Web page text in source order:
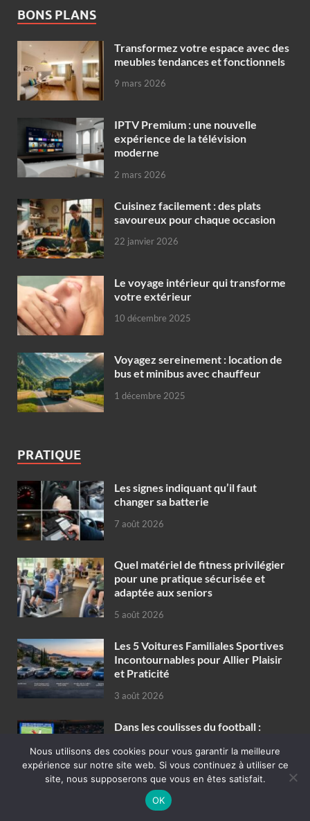
BONS PLANS
Transformez votre espace avec des
meubles tendances et fonctionnels
9 mars 2026
IPTV Premium : une nouvelle
expérience de la télévision
moderne
2 mars 2026
Cuisinez facilement : des plats
savoureux pour chaque occasion
22 janvier 2026
Le voyage intérieur qui transforme
votre extérieur
10 décembre 2025
Voyagez sereinement : location de
bus et minibus avec chauffeur
1 décembre 2025
PRATIQUE
Les signes indiquant qu’il faut
changer sa batterie
7 août 2026
Quel matériel de fitness privilégier
pour une pratique sécurisée et
adaptée aux seniors
5 août 2026
Les 5 Voitures Familiales Sportives
Incontournables pour Allier Plaisir
et Praticité
3 août 2026
Dans les coulisses du football :
fautes sur le terrain
21 juillet 2026
Zumba et bien-être : Comment
Nous utilisons des cookies pour vous garantir la meilleure
expérience sur notre site web. Si vous continuez à utiliser ce
site, nous supposerons que vous en êtes satisfait.
OK